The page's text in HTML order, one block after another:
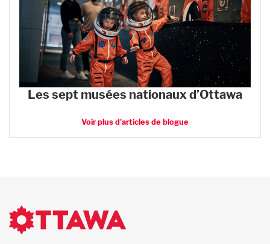
Les sept musées nationaux d’Ottawa
Voir plus d'articles de blogue